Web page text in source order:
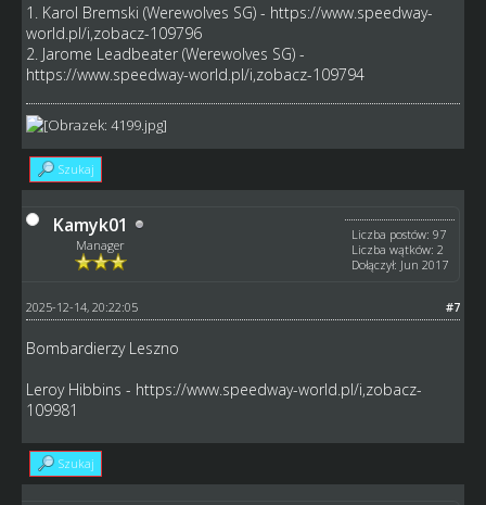
1. Karol Bremski (Werewolves SG) - https://www.speedway-
world.pl/i,zobacz-109796
2. Jarome Leadbeater (Werewolves SG) -
https://www.speedway-world.pl/i,zobacz-109794
Szukaj
Kamyk01
Manager
Liczba postów: 97
Liczba wątków: 2
Dołączył: Jun 2017
#7
2025-12-14, 20:22:05
Bombardierzy Leszno
Leroy Hibbins - https://www.speedway-world.pl/i,zobacz-
109981
Szukaj